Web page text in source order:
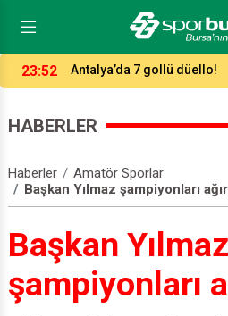
15:27 Bursaspor’da çifte şok! 2
HABERLER
Haberler
Amatör Sporlar
Başkan Yılmaz şampiyonları
Başkan Yılmaz
şampiyonları